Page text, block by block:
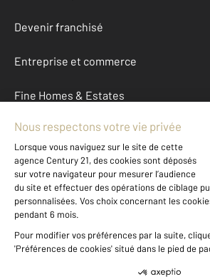
Devenir franchisé
Entreprise et commerce
Fine Homes & Estates
À propos
International
Nous contacter